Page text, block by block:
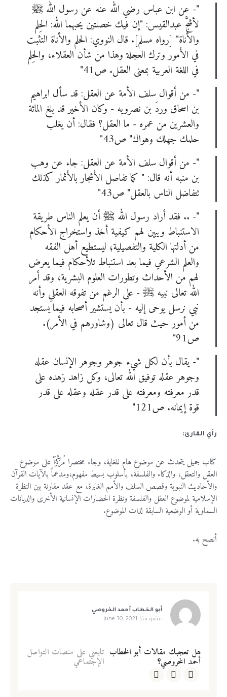
"- عن ابن عباس رضي الله عنه عن رسول الله ﷺ
لأشجَّ عبدالقيس: "إن فيك خصلتين يحبهما الله: الحِلم
والأناة" [رواه مسلم]. قال النووي: الحلم والأناة التثبت
في الأمور وترك العجلة وهذا من شأن العقلاء، والحِلم
في اللغة العربية بمعنى العقل. ص41"
"- من أقوال سلف الأمة عن العقل: قد سأل ابراهيم
بن اسحاق وردَ بن نصرويه - وكان الأخير قد بلغ المائة
والعشرين من عمره - ما العقل؟ فقال: أن يغلب
حلمك جهلك وهواك" ص43"
"- من أقوال سلف الأمة عن العقل: جاء عن وهب
بن منبه أنه قال: " كما تفاصل الأشجار بالأثمار كذلك
تتفاضل الناس بالعقل" ص43"
"- .. فقد أراد رسول الله ﷺ أن يعلم الناس طريقة
الاستنباط ويبين لهم كيفية أخذ واستخراج الأحكام
من أدلتها الكلية والتفصيلية؛ ليستطيع أهل الفقه
والعلم الشرعي فيما بعد استنباط تلأحكام فيما يعرض
لهم من الأحداث وتطورات العلوم البشرية، وقد أمر
الله تعالى نبيه ﷺ - على الرغم من تفوقه العقلي وأنه
نبي نرسل يوحى إليه - بأن يستشير أصحابه فيما يستجد
من أمور حيث قال تعالى (وشاورهم في الأمر).
ص91"
"- يقال بأن لكل شيء جوهر وجوهر الإنسان عقله
وجوهر عقله توفيق الله تعالى، وكل زاهد زهده على
قدر معرفته ومعرفته على قدر عقله وعقله على قدر
قوة إيمانه. ص121"
رأي القارئ:
كتاب جميل يتحدث عن موضوع هام للغاية، وجاء مختصرا مُرَكَّزَاً على موضوع
العقل والتعقل، والذكاء والفلسفة، بأسلوب بسيط مفهوم،ومدعماً بالآيات القرآن
والأحاديث النبوية وقصص السلف والأمم الغابرة، مع عقد مقارنة بين النظرة
الإسلامية لموضوع العقل والفلسفة ونظرة الحضارات الإنسانية الأخرى والديانات
السماوية أو الوضعية السابقة لذات الموضوع.
أنصح به.
أبو الخطاب أحمد الخروصي
عضو منذ June 30, 2021
هل تعجبك مقالات أبو الخطاب
أحمد الخروصي؟
تابعني على منصات التواصل
الإجتماعي
الاسم الأخير
اسم المستخدم*